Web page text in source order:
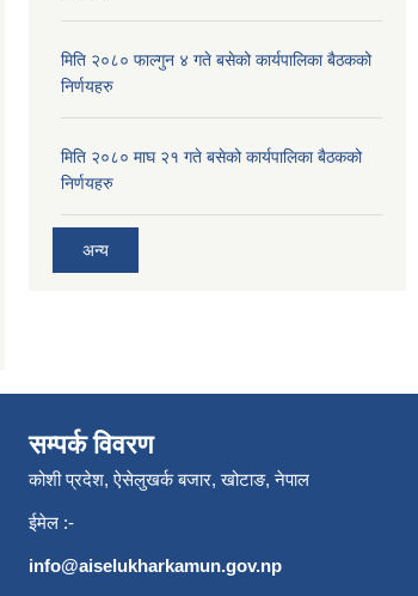
मिति २०८० फाल्गुन ४ गते बसेको कार्यपालिका बैठकको
निर्णयहरु
मिति २०८० माघ २१ गते बसेको कार्यपालिका बैठकको
निर्णयहरु
अन्य
सम्पर्क विवरण
कोशी प्रदेश, ऐसेलुखर्क बजार, खोटाङ, नेपाल
ईमेल :-
info@aiselukharkamun.gov.np